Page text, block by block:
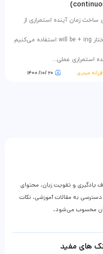
ساخت زمان آینده استمراری از
ساختار will be + ing استفاده می‌کنیم.
استمراری عملی...
فرزانه حیدری ۲۰ /۱۰/ ۱۴۰۰
و تقویت زبان، محتوای
دسترسی به مقالات آموزشی، نکات
زبان محسوب می‌شود.
های مفید